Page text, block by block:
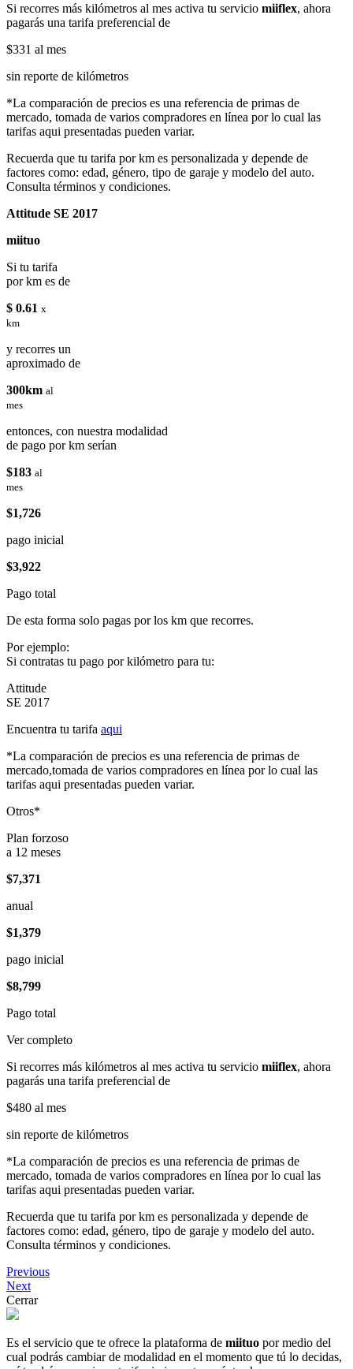
Si recorres más kilómetros al mes activa tu servicio miiflex, ahora
pagarás una tarifa preferencial de
$331 al mes
sin reporte de kilómetros
*La comparación de precios es una referencia de primas de
mercado, tomada de varios compradores en línea por lo cual las
tarifas aqui presentadas pueden variar.
Recuerda que tu tarifa por km es personalizada y depende de
factores como: edad, género, tipo de garaje y modelo del auto.
Consulta términos y condiciones.
Attitude SE 2017
miituo
Si tu tarifa
por km es de
$ 0.61 x
km
y recorres un
aproximado de
300km al
mes
entonces, con nuestra modalidad
de pago por km serían
$183 al
mes
$1,726
pago inicial
$3,922
Pago total
De esta forma solo pagas por los km que recorres.
Por ejemplo:
Si contratas tu pago por kilómetro para tu:
Attitude
SE 2017
Encuentra tu tarifa aqui
*La comparación de precios es una referencia de primas de
mercado,tomada de varios compradores en línea por lo cual las
tarifas aqui presentadas pueden variar.
Otros*
Plan forzoso
a 12 meses
$7,371
anual
$1,379
pago inicial
$8,799
Pago total
Ver completo
Si recorres más kilómetros al mes activa tu servicio miiflex, ahora
pagarás una tarifa preferencial de
$480 al mes
sin reporte de kilómetros
*La comparación de precios es una referencia de primas de
mercado, tomada de varios compradores en línea por lo cual las
tarifas aqui presentadas pueden variar.
Recuerda que tu tarifa por km es personalizada y depende de
factores como: edad, género, tipo de garaje y modelo del auto.
Consulta términos y condiciones.
Previous
Next
Cerrar
Es el servicio que te ofrece la plataforma de miituo por medio del
cual podrás cambiar de modalidad en el momento que tú lo decidas,